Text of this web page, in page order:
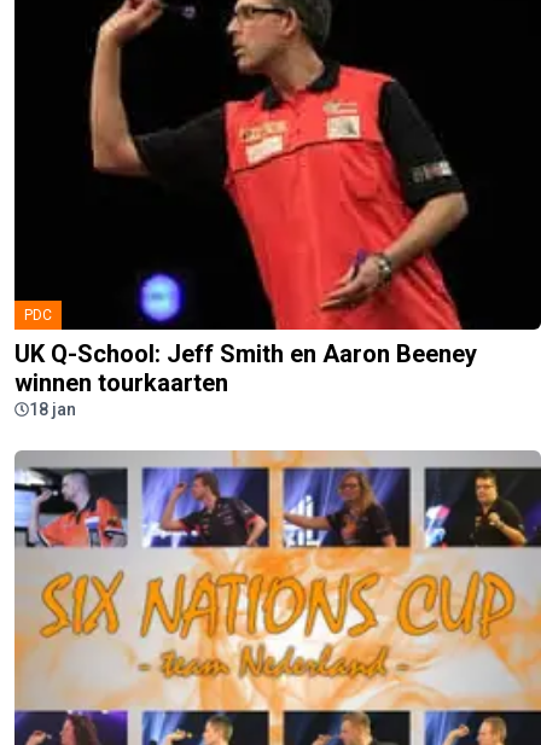
PDC
UK Q-School: Jeff Smith en Aaron Beeney
winnen tourkaarten
18 jan